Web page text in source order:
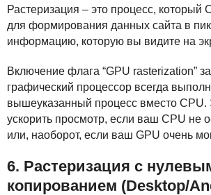
Растеризация – это процесс, который
для формирования данных сайта в
информацию, которую вы видите на
Включение флага “GPU rasterization”
графический процессор всегда
вышеуказанный процесс вместо CPU.
ускорить просмотр, если ваш CPU не
или, наоборот, если ваш GPU очень
6. Растеризация с
копированием (Desktop/